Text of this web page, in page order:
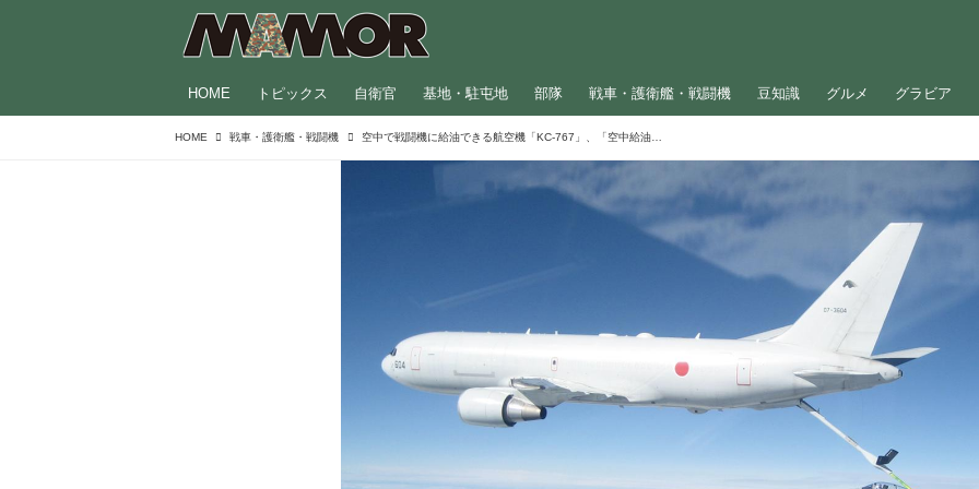
HOME トピックス 自衛官 基地・駐屯地 部隊 戦車・護衛艦・戦闘機 豆知識 グルメ グラビア
HOME 戦車・護衛艦・戦闘機 空中で戦闘機に給油できる航空機「KC-767」、「空中給油」ってどうやるの？